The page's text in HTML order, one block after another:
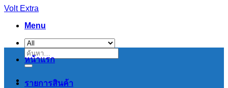
Skip
content
Volt Extra
Menu
ค้นหา:
หน้าแรก
รายการสินค้า